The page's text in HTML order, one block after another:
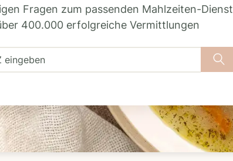
Fragen zum passenden Mahlzeiten-Dienst
400.000 erfolgreiche Vermittlungen